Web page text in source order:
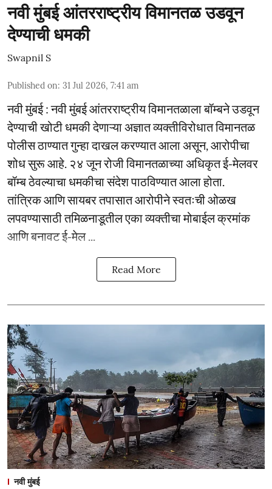
नवी मुंबई आंतरराष्ट्रीय विमानतळ उडवून
देण्याची धमकी
Swapnil S
Published on: 31 Jul 2026, 7:41 am
नवी मुंबई : नवी मुंबई आंतरराष्ट्रीय विमानतळाला बॉम्बने उडवून
देण्याची खोटी धमकी देणाऱ्या अज्ञात व्यक्तीविरोधात विमानतळ
पोलीस ठाण्यात गुन्हा दाखल करण्यात आला असून, आरोपीचा
शोध सुरू आहे. २४ जून रोजी विमानतळाच्या अधिकृत ई-मेलवर
बॉम्ब ठेवल्याचा धमकीचा संदेश पाठविण्यात आला होता.
तांत्रिक आणि सायबर तपासात आरोपीने स्वतःची ओळख
लपवण्यासाठी तमिळनाडूतील एका व्यक्तीचा मोबाईल क्रमांक
आणि बनावट ई-मेल ...
Read More
नवी मुंबई